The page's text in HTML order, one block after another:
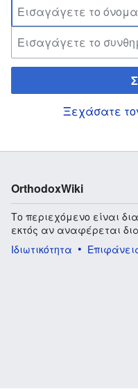
Ξεχάσατε
OrthodoxWiki
Το περιεχόμενο είναι
εκτός αν αναφέρεται
Ιδιωτικότητα